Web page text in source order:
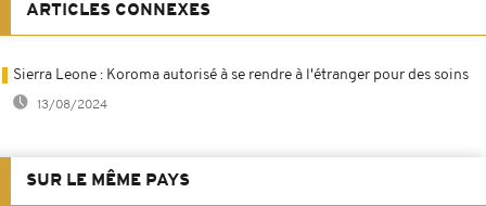
ARTICLES CONNEXES
Sierra Leone : Koroma autorisé à se rendre à l'étranger pour des soins
13/08/2024
SUR LE MÊME PAYS